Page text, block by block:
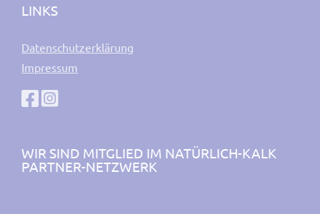
LINKS
Datenschutzerklärung
Impressum
WIR SIND MITGLIED IM NATÜRLICH-KALK
PARTNER-NETZWERK